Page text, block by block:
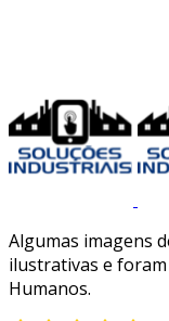
Algumas imagens
ilustrativas e
Humanos.